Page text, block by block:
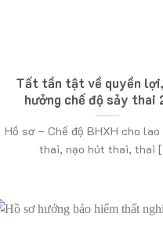
Tất tần tật về quyền
hưởng chế độ sảy thai
Hồ sơ – Chế độ BHXH cho
thai, nạo hút thai, thai